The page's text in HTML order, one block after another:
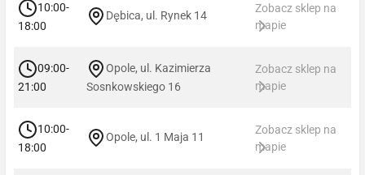
10:00-
18:00
Dębica, ul. Rynek 14
Zobacz sklep na
mapie
09:00-
21:00
Opole, ul. Kazimierza
Sosnkowskiego 16
Zobacz sklep na
mapie
10:00-
18:00
Opole, ul. 1 Maja 11
Zobacz sklep na
mapie